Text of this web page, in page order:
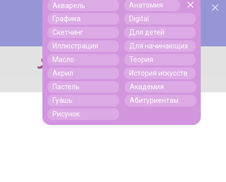
Поиск
Поиск
Акварель
Графика
Скетчинг
Иллюстрация
Масло
Акрил
Пастель
Гуашь
Рисунок
Анатомия
Digital
Для детей
Для начинающих
Теория
История искусств
Академия
Абитуриентам